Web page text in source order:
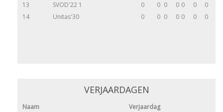
13
SVOD'22 1 0 0 0 0 0 0
0
14
Unitas'30 0 0 0 0 0 0 0
VERJAARDAGEN
Naam
Verjaardag